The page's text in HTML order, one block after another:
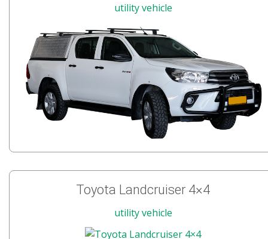
utility vehicle
Toyota Landcruiser 4×4
utility vehicle